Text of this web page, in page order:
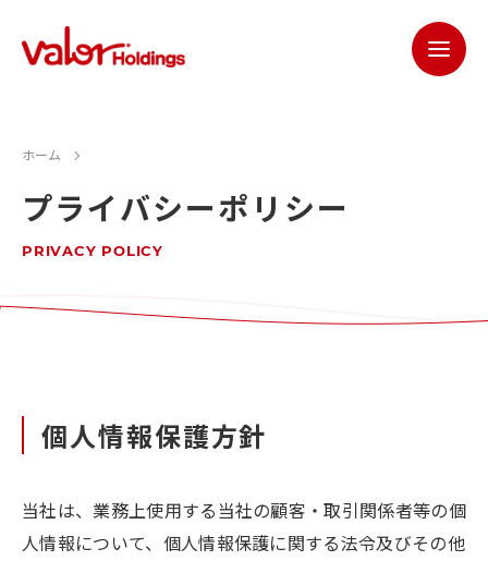
ホーム
プライバシーポリシー
PRIVACY POLICY
個人情報保護方針
当社は、業務上使用する当社の顧客・取引関係者等の個
人情報について、個人情報保護に関する法令及びその他